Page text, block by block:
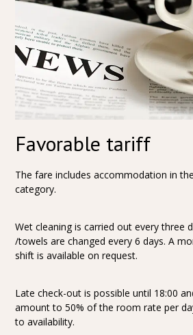
Favorable tariff
The fare includes accommodation in
category.
Wet cleaning is carried out every three
/towels are changed every 6 days. A
shift is available on request.
Late check-out is possible until 18:00
amount to 50% of the room rate per
to availability.